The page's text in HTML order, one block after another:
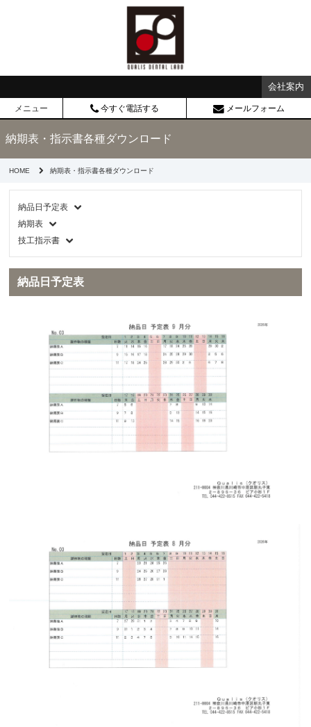
会社案内
メニュー 今すぐ電話する メールフォーム
納期表・指示書各種ダウンロード
HOME 納期表・指示書各種ダウンロード
納品日予定表
納期表
技工指示書
納品日予定表